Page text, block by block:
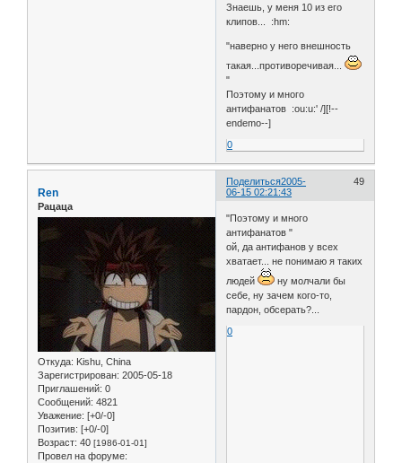
Знаешь, у меня 10 из его
клипов... :hm:
"наверно у него внешность
такая...противоречивая...
"
Поэтому и много
антифанатов :ou:u:' /][!--
endemo--]
0
Поделиться 49
2005-
06-15 02:21:43
Ren
Рацаца
Откуда: Kishu, China
Зарегистрирован: 2005-05-18
Приглашений: 0
Сообщений: 4821
Уважение: [+0/-0]
Позитив: [+0/-0]
Возраст: 40 [1986-01-01]
Провел на форуме:
"Поэтому и много
антифанатов "
ой, да антифанов у всех
хватает... не понимаю я таких
людей
ну молчали бы
себе, ну зачем кого-то,
пардон, обсерать?...
0